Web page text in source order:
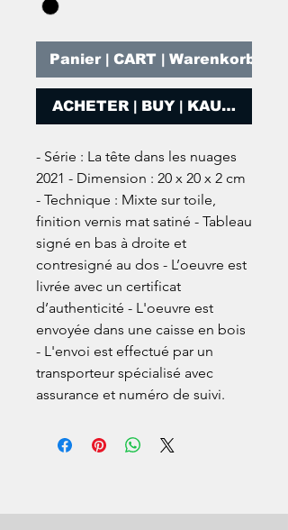
Panier | CART | Warenkorb
ACHETER | BUY | KAUFEN
- Série : La tête dans les nuages
2021 - Dimension : 20 x 20 x 2 cm
- Technique : Mixte sur toile,
finition vernis mat satiné - Tableau
signé en bas à droite et
contresigné au dos - L’oeuvre est
livrée avec un certificat
d’authenticité - L'oeuvre est
envoyée dans une caisse en bois
- L'envoi est effectué par un
transporteur spécialisé avec
assurance et numéro de suivi.